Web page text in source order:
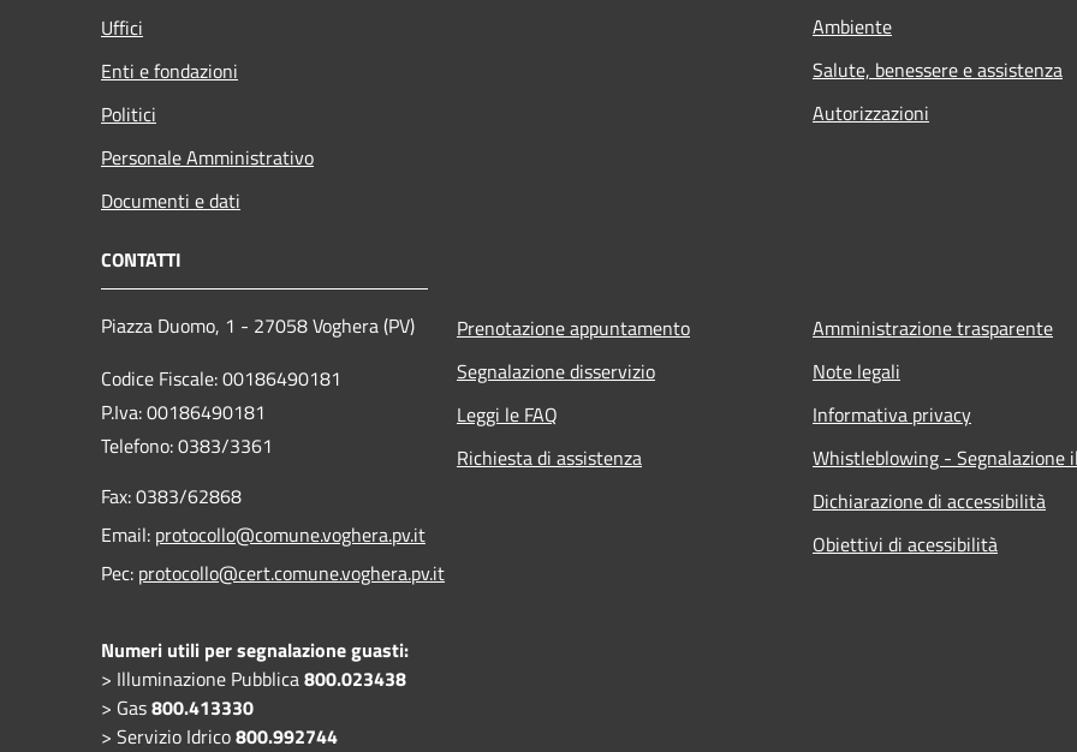
Uffici
Enti e fondazioni
Politici
Personale Amministrativo
Documenti e dati
Ambiente
Salute, benessere e assistenza
Autorizzazioni
CONTATTI
Piazza Duomo, 1 - 27058 Voghera (PV)
Codice Fiscale: 00186490181
P.Iva: 00186490181
Telefono:0383/3361
Fax:0383/62868
Email: protocollo@comune.voghera.pv.it
Pec: protocollo@cert.comune.voghera.pv.it
Numeri utili per segnalazione guasti:
> Illuminazione Pubblica800.023438
> Gas800.413330
> Servizio Idrico800.992744
Prenotazione appuntamento
Segnalazione disservizio
Leggi le FAQ
Richiesta di assistenza
Amministrazione trasparente
Note legali
Informativa privacy
Whistleblowing - Segnalazione
Dichiarazione di accessibilità
Obiettivi di acessibilità